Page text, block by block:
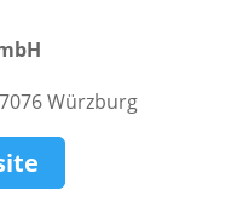
Würzburg